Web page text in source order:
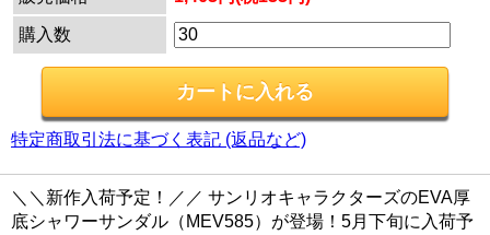
購入数
特定商取引法に基づく表記 (返品など)
＼＼新作入荷予定！／／ サンリオキャラクターズのEVA厚
底シャワーサンダル（MEV585）が登場！5月下旬に入荷予